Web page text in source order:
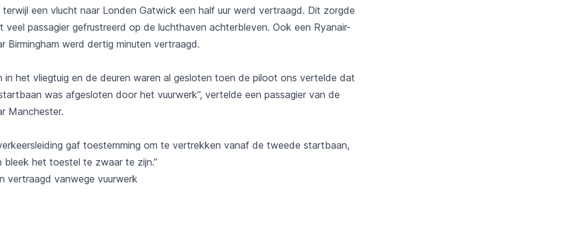
een vlucht naar Londen Gatwick een half uur werd vertraagd. Dit zorgde
veel passagier gefrustreerd op de luchthaven achterbleven. Ook een Ryanair-
Birmingham werd dertig minuten vertraagd.
in het vliegtuig en de deuren waren al gesloten toen de piloot ons vertelde dat
was afgesloten door het vuurwerk”, vertelde een passagier van de
Manchester.
gaf toestemming om te vertrekken vanaf de tweede startbaan,
bleek het toestel te zwaar te zijn.”